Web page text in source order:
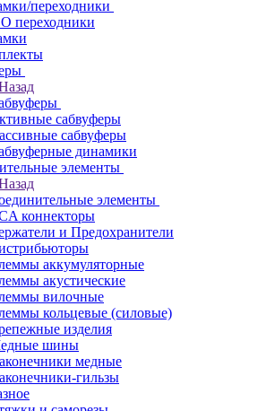
переходники
переходники
сабвуферы
сабвуферы
динамики
элементы
элементы
коннекторы
и Предохранители
аккумуляторные
акустические
вилочные
кольцевые (силовые)
изделия
шины
медные
гильзы